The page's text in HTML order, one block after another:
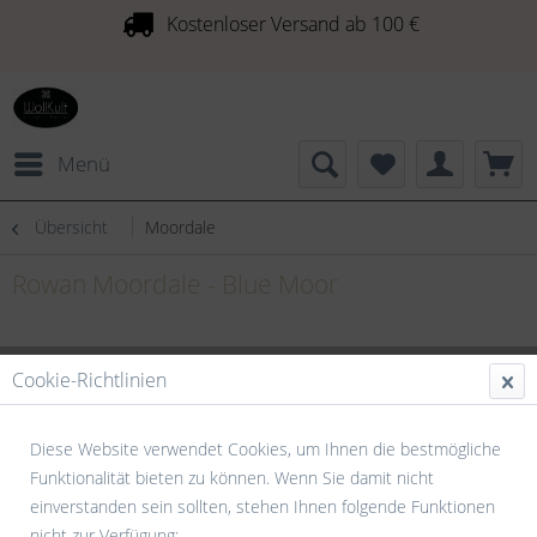
Kostenloser Versand ab 100 €
Menü
Übersicht Moordale
Cookie-Richtlinien
Diese Website verwendet Cookies, um Ihnen die bestmögliche
Funktionalität bieten zu können. Wenn Sie damit nicht
einverstanden sein sollten, stehen Ihnen folgende Funktionen